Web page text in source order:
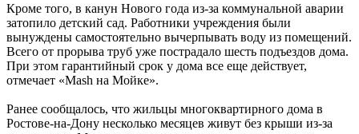
Кроме того, в канун Нового года из-за коммунальной аварии
затопило детский сад. Работники учреждения были
вынуждены самостоятельно вычерпывать воду из помещений.
Всего от прорыва труб уже пострадало шесть подъездов дома.
При этом гарантийный срок у дома все еще действует,
отмечает «Mash на Мойке».
Ранее сообщалось, что жильцы многоквартирного дома в
Ростове-на-Дону несколько месяцев живут без крыши из-за